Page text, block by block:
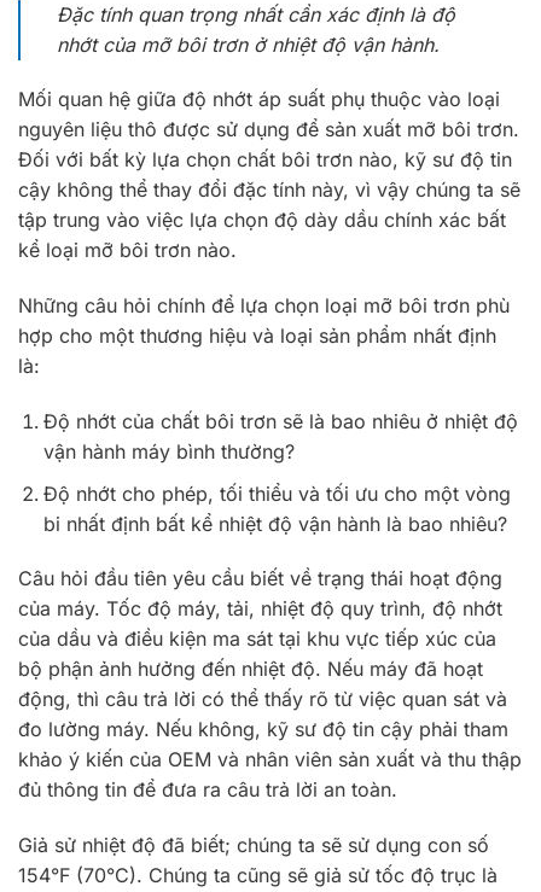
Đặc tính quan trọng nhất cần xác định là độ
nhớt của mỡ bôi trơn ở nhiệt độ vận hành.
Mối quan hệ giữa độ nhớt áp suất phụ thuộc vào loại
nguyên liệu thô được sử dụng để sản xuất mỡ bôi trơn.
Đối với bất kỳ lựa chọn chất bôi trơn nào, kỹ sư độ tin
cậy không thể thay đổi đặc tính này, vì vậy chúng ta sẽ
tập trung vào việc lựa chọn độ dày dầu chính xác bất
kể loại mỡ bôi trơn nào.
Những câu hỏi chính để lựa chọn loại mỡ bôi trơn phù
hợp cho một thương hiệu và loại sản phẩm nhất định
là:
Độ nhớt của chất bôi trơn sẽ là bao nhiêu ở nhiệt độ
vận hành máy bình thường?
Độ nhớt cho phép, tối thiểu và tối ưu cho một vòng
bi nhất định bất kể nhiệt độ vận hành là bao nhiêu?
Câu hỏi đầu tiên yêu cầu biết về trạng thái hoạt động
của máy. Tốc độ máy, tải, nhiệt độ quy trình, độ nhớt
của dầu và điều kiện ma sát tại khu vực tiếp xúc của
bộ phận ảnh hưởng đến nhiệt độ. Nếu máy đã hoạt
động, thì câu trả lời có thể thấy rõ từ việc quan sát và
đo lường máy. Nếu không, kỹ sư độ tin cậy phải tham
khảo ý kiến ​​của OEM và nhân viên sản xuất và thu thập
đủ thông tin để đưa ra câu trả lời an toàn.
Giả sử nhiệt độ đã biết; chúng ta sẽ sử dụng con số
154°F (70°C). Chúng ta cũng sẽ giả sử tốc độ trục là